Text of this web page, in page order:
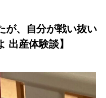
が、自分が戦い抜い
出産体験談】